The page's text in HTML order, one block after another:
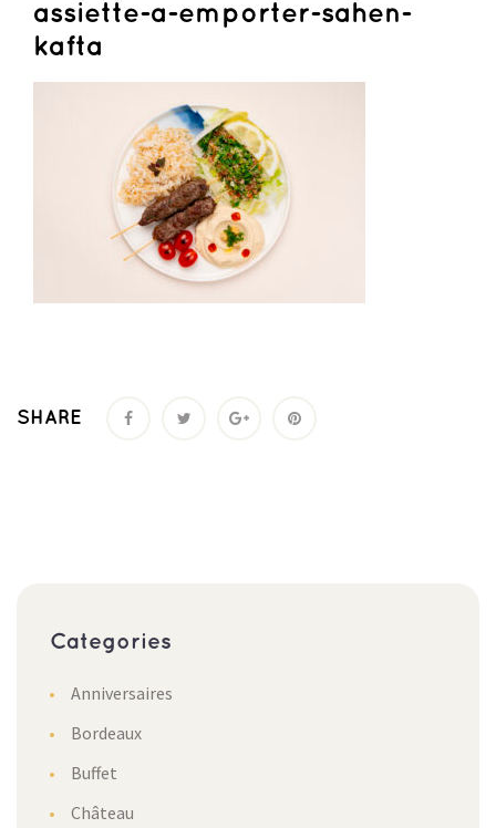
assiette-a-emporter-sahen-
kafta
SHARE
Categories
Anniversaires
Bordeaux
Buffet
Château